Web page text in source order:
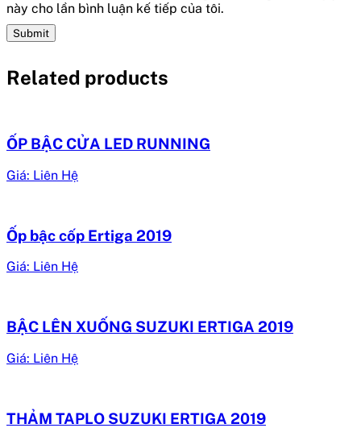
này cho lần bình luận kế tiếp của tôi.
Related products
ỐP BẬC CỬA LED RUNNING
Giá: Liên Hệ
Ốp bậc cốp Ertiga 2019
Giá: Liên Hệ
BẬC LÊN XUỐNG SUZUKI ERTIGA 2019
Giá: Liên Hệ
THẢM TAPLO SUZUKI ERTIGA 2019